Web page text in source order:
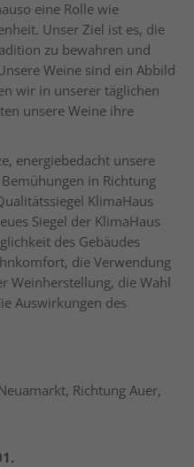
eine Rolle wie
Unser Ziel ist es, die
zu bewahren und
Weine sind ein Abbild
wir in unserer täglichen
unsere Weine ihre
energiebedacht unsere
in Richtung
KlimaHaus
Siegel der KlimaHaus
des Gebäudes
die Verwendung
Weinherstellung, die Wahl
Auswirkungen des
Richtung Auer,